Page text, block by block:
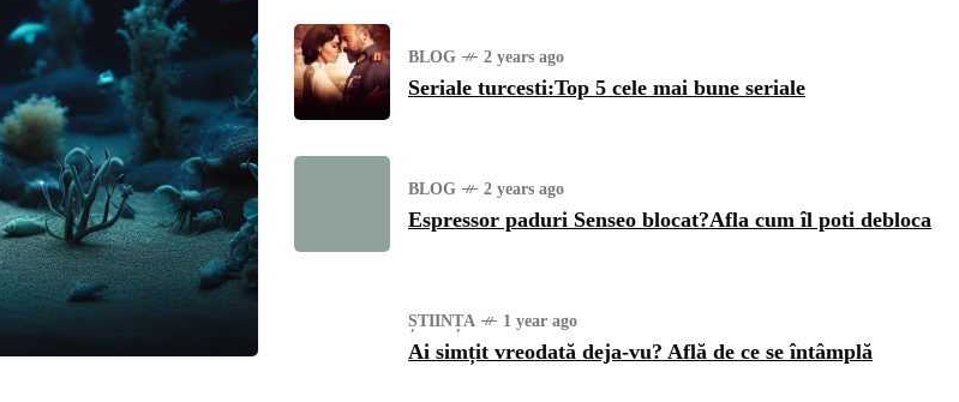
BLOG 2 years ago
Seriale turcesti:Top 5 cele mai bune seriale
BLOG 2 years ago
Espressor paduri Senseo blocat?Afla cum îl poti debloca
ȘTIINȚA 1 year ago
Ai simțit vreodată deja-vu? Află de ce se întâmplă